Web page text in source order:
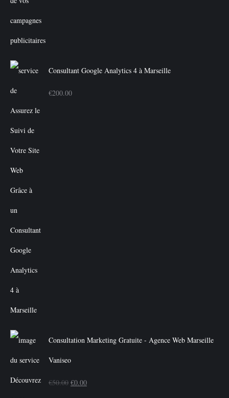
Consultant Google Analytics 4 à Marseille
€200.00
Consultation Marketing Gratuite - Agence Web Marseille
Vaniseo
€50.00 Le
€0.00Le